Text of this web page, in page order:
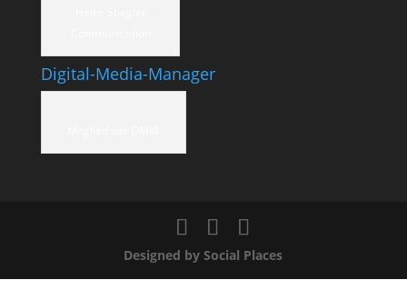
Digital-Media-Manager
Designed by Social Places